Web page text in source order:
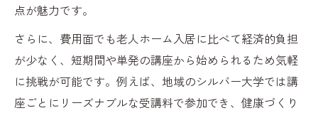
点が魅力です。
さらに、費用面でも老人ホーム入居に比べて経済的負担
が少なく、短期間や単発の講座から始められるため気軽
に挑戦が可能です。例えば、地域のシルバー大学では講
座ごとにリーズナブルな受講料で参加でき、健康づくり